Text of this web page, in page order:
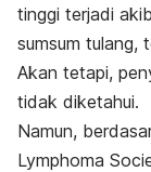
tinggi terjadi
sumsum tulang,
Akan tetapi,
tidak diketahui.
Namun,
Lymphoma